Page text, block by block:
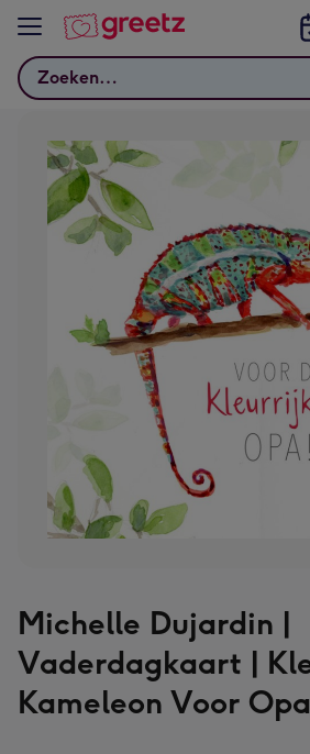
Bekijk meer
Zoeken
Michelle Dujardin |
Vaderdagkaart |
Kameleon Voor Opa